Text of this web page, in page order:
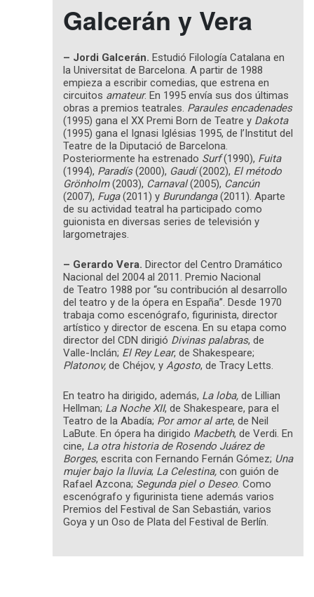
Galcerán y Vera
– Jordi Galcerán. Estudió Filología Catalana en
la Universitat de Barcelona. A partir de 1988
empieza a escribir comedias, que estrena en
circuitos amateur. En 1995 envía sus dos últimas
obras a premios teatrales. Paraules encadenades
(1995) gana el XX Premi Born de Teatre y Dakota
(1995) gana el Ignasi Iglésias 1995, de l’Institut del
Teatre de la Diputació de Barcelona.
Posteriormente ha estrenado Surf(1990), Fuita
(1994), Paradís(2000), Gaudí(2002), El método
Grönholm(2003), Carnaval(2005), Cancún
(2007), Fuga(2011) y Burundanga(2011). Aparte
de su actividad teatral ha participado como
guionista en diversas series de televisión y
largometrajes.
– Gerardo Vera. Director del Centro Dramático
Nacional del 2004 al 2011. Premio Nacional
de Teatro 1988 por “su contribución al desarrollo
del teatro y de la ópera en España”. Desde 1970
trabaja como escenógrafo, figurinista, director
artístico y director de escena. En su etapa como
director del CDN dirigió Divinas palabras, de
Valle-Inclán; El Rey Lear, de Shakespeare;
Platonov, de Chéjov, y Agosto, de Tracy Letts.
En teatro ha dirigido, además, La loba, de Lillian
Hellman; La Noche XII, de Shakespeare, para el
Teatro de la Abadía; Por amor al arte, de Neil
LaBute. En ópera ha dirigido Macbeth, de Verdi. En
cine, La otra historia de Rosendo Juárez de
Borges, escrita con Fernando Fernán Gómez; Una
mujer bajo la lluvia; La Celestina, con guión de
Rafael Azcona; Segunda piel o Deseo. Como
escenógrafo y figurinista tiene además varios
Premios del Festival de San Sebastián, varios
Goya y un Oso de Plata del Festival de Berlín.